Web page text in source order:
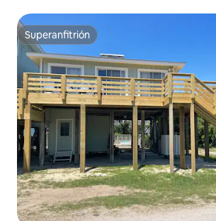
Superanfitrión
Superanfitrión